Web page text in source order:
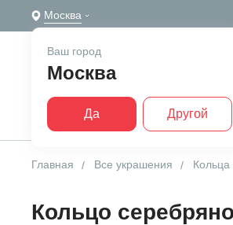
Москва
Ваш город
Москва
Да Другой
Главная Все украшения Кольца
Кольцо